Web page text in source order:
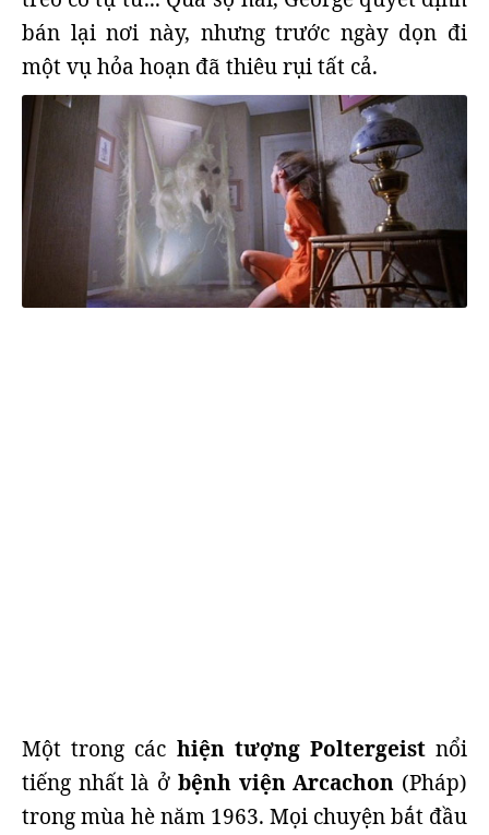
bán lại nơi này, nhưng trước ngày dọn đi
một vụ hỏa hoạn đã thiêu rụi tất cả.
Một trong các hiện tượng Poltergeistnổi
tiếng nhất là ở bệnh viện Arcachon (Pháp)
trong mùa hè năm 1963. Mọi chuyện bắt đầu